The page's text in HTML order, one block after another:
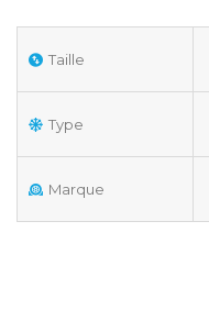
Taille
Type
Marque